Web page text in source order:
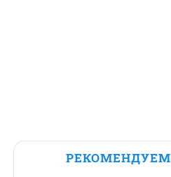
РЕКОМЕНДУЕМ